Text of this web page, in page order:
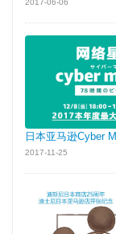
2017-06-06
日本亚马逊Cyber
2017-11-25